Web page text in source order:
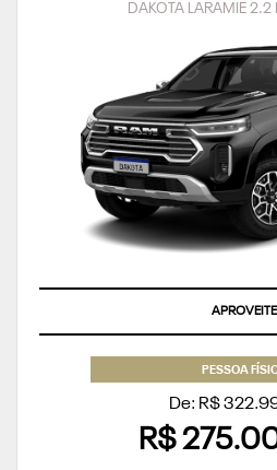
DAKOTA LARAMIE
APROVEITE
PESSOA
De: R$
R$